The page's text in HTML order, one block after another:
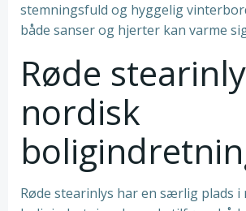
stemningsfuld og hyggelig
både sanser og hjerter kan varme
Røde
nordisk
Røde stearinlys har en særlig plads i